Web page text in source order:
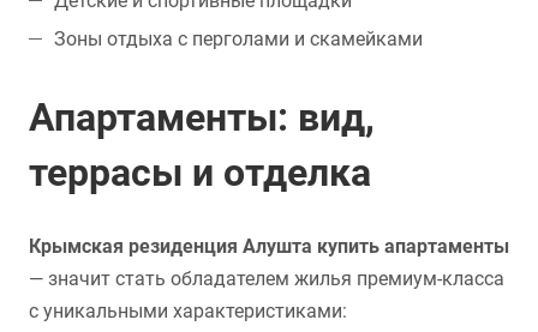
Зоны отдыха с перголами и скамейками
Апартаменты: вид,
террасы и отделка
Крымская резиденция Алушта купить апартаменты
— значит стать обладателем жилья премиум-класса
с уникальными характеристиками: